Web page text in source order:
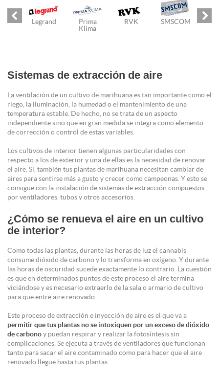
Legrand
Prima
Klima
RVK SMSCOM
Sistemas de extracción de aire
La ventilación de un cultivo de marihuana es tan importante como el
riego, la iluminación, la humedad o el mantenimiento de una
temperatura estable. De hecho, no se trata de un aspecto
independiente sino que en gran medida se integra como elemento
de corrección o control de estas variables.
Los cultivos de interior tienen algunas particularidades con
respecto a los de exterior y una de ellas es la necesidad de renovar
el aire. Sí, también tus plantas de marihuana necesitan cambiar de
aires para sentirse más a gusto y crecer como campeonas. Y esto se
consigue con la instalación de sistemas de extracción compuestos
por ventiladores, tubos y otros accesorios.
¿Cómo se renueva el aire en un cultivo
de interior?
Como todas las plantas, durante las horas de luz el cannabis
consume dióxido de carbono y lo transforma en oxígeno. Y durante
las horas de oscuridad sucede exactamente lo contrario. La cuestión
es que en determinados puntos de este proceso el aire termina
viciándose y es necesario extraerlo de la sala o armario de cultivo
para que entre aire renovado.
Este proceso de extracción e inyección de aire es el que va a
permitir que tus plantas no se intoxiquen por un exceso de dióxido
de carbonoy puedan respirar y realizar la fotosíntesis sin
complicaciones. Se ejecuta a través de ventiladores que funcionan
tanto para sacar el airecontaminadocomo para hacer que el aire
renovado llegue hasta tus plantas.